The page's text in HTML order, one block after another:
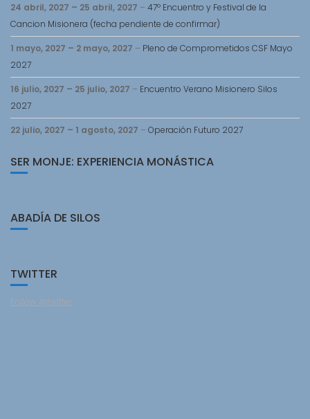
24 abril, 2027 – 25 abril, 2027 – 47º Encuentro y Festival de la
Cancion Misionera (fecha pendiente de confirmar)
1 mayo, 2027 – 2 mayo, 2027 – Pleno de Comprometidos CSF Mayo
2027
16 julio, 2027 – 25 julio, 2027 – Encuentro Verano Misionero Silos
2027
22 julio, 2027 – 1 agosto, 2027 – Operación Futuro 2027
SER MONJE: EXPERIENCIA MONÁSTICA
ABADÍA DE SILOS
TWITTER
Follow @twitter